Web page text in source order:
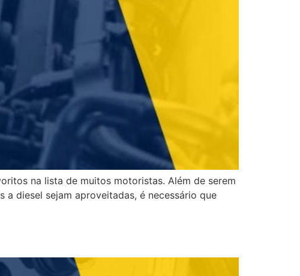
na lista de muitos motoristas. Além de serem
diesel sejam aproveitadas, é necessário que